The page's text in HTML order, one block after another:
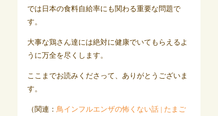
では日本の食料自給率にも関わる重要な問題で
す。
大事な鶏さん達には絶対に健康でいてもらえるよ
うに万全を尽くします。
ここまでお読みくださって、ありがとうございま
す。
（関連： 鳥インフルエンザの怖くない話 | たまご